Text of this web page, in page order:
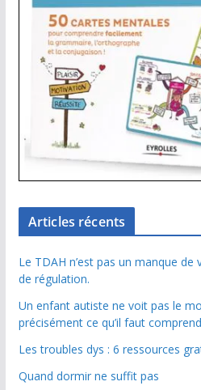
Articles récents
Le TDAH n’est pas un manque
de régulation.
Un enfant autiste ne voit pas le
précisément ce qu’il faut
Les troubles dys : 6 ressources
Quand dormir ne suffit pas